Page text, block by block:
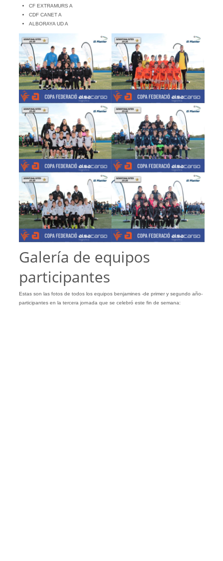
CF EXTRAMURS A
CDF CANET A
ALBORAYA UD A
Galería de equipos
participantes
Estas son las fotos de todos los equipos benjamines -de primer y segundo año-
participantes en la tercera jornada que se celebró este fin de semana: